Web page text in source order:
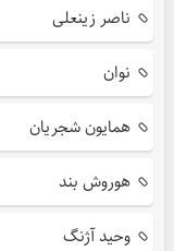
ناصر زینعلی
نوان
همایون شجریان
هوروش بند
وحید آژنگ